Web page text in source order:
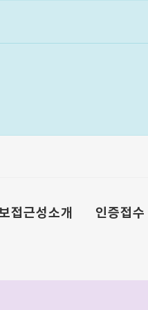
접근성소개 인증접수